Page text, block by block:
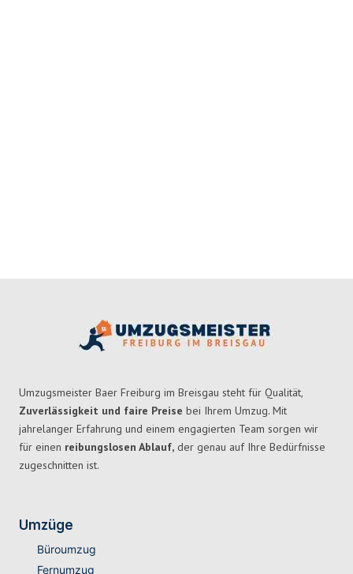
Umzugsmeister Baer Freiburg im Breisgau steht für Qualität,
Zuverlässigkeit und faire Preise bei Ihrem Umzug. Mit
jahrelanger Erfahrung und einem engagierten Team sorgen wir
für einen reibungslosen Ablauf, der genau auf Ihre Bedürfnisse
zugeschnitten ist.
Umzüge
Büroumzug
Fernumzug